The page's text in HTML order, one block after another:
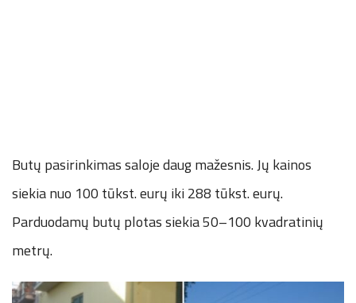
Butų pasirinkimas saloje daug mažesnis. Jų kainos
siekia nuo 100 tūkst. eurų iki 288 tūkst. eurų.
Parduodamų butų plotas siekia 50–100 kvadratinių
metrų.